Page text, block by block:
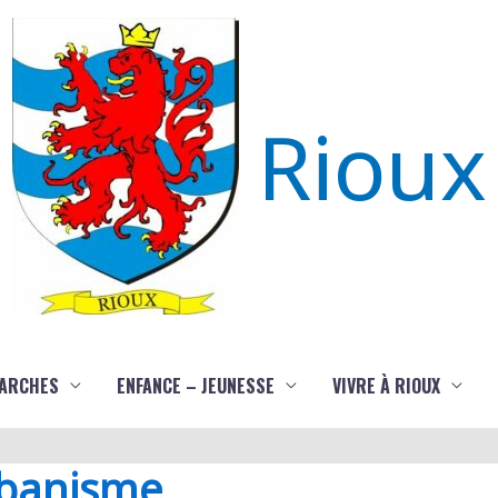
Rioux
ENFANCE – JEUNESSE VIVRE À RIOUX